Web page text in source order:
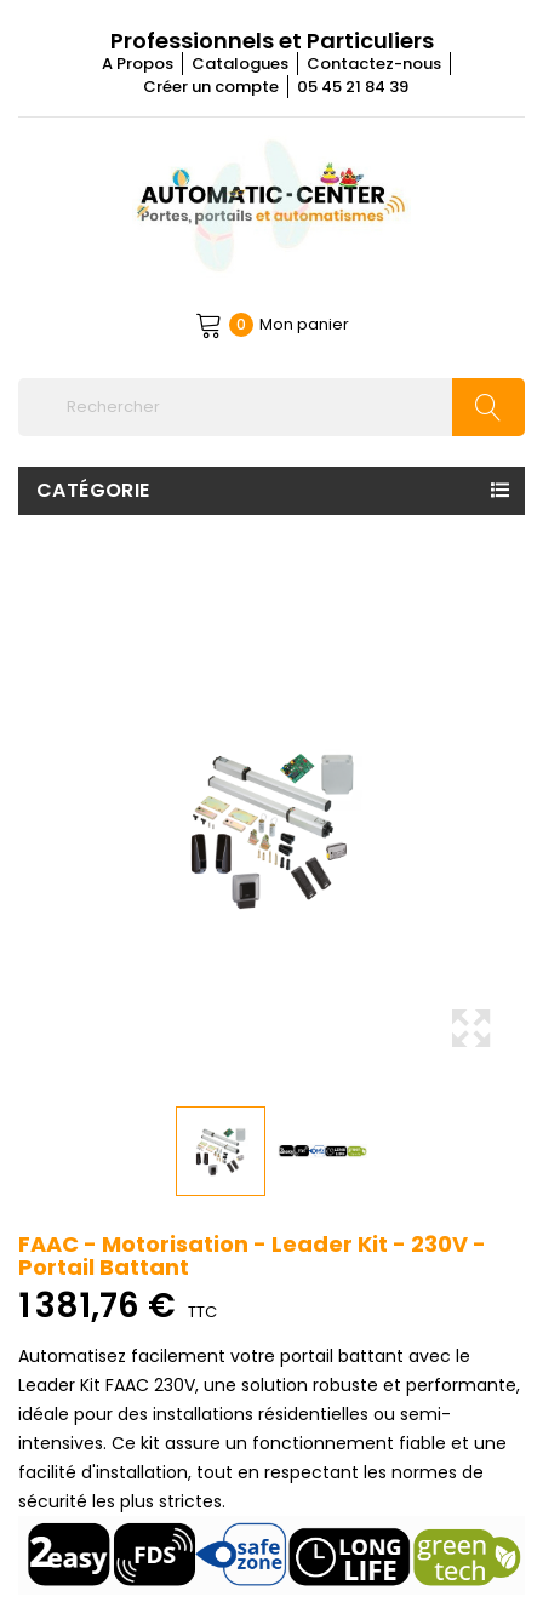
Professionnels et Particuliers
A Propos Catalogues
Contactez-nous
Créer un compte
05 45 21 84 39
0 Mon panier
CATÉGORIE
FAAC - Motorisation - Leader Kit - 230V -
Portail Battant
1 381,76 € TTC
Automatisez facilement votre portail battant avec le
Leader Kit FAAC 230V, une solution robuste et performante,
idéale pour des installations résidentielles ou semi-
intensives. Ce kit assure un fonctionnement fiable et une
facilité d'installation, tout en respectant les normes de
sécurité les plus strictes.